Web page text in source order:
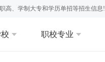
高、学制大专和学历单招等招生信息!
职校专业